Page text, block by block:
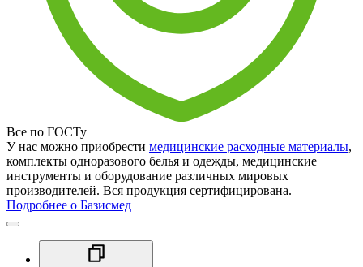
Все по ГОСТу
У нас можно приобрести медицинские расходные материалы,
комплекты одноразового белья и одежды, медицинские
инструменты и оборудование различных мировых
производителей. Вся продукция сертифицирована.
Подробнее о Базисмед